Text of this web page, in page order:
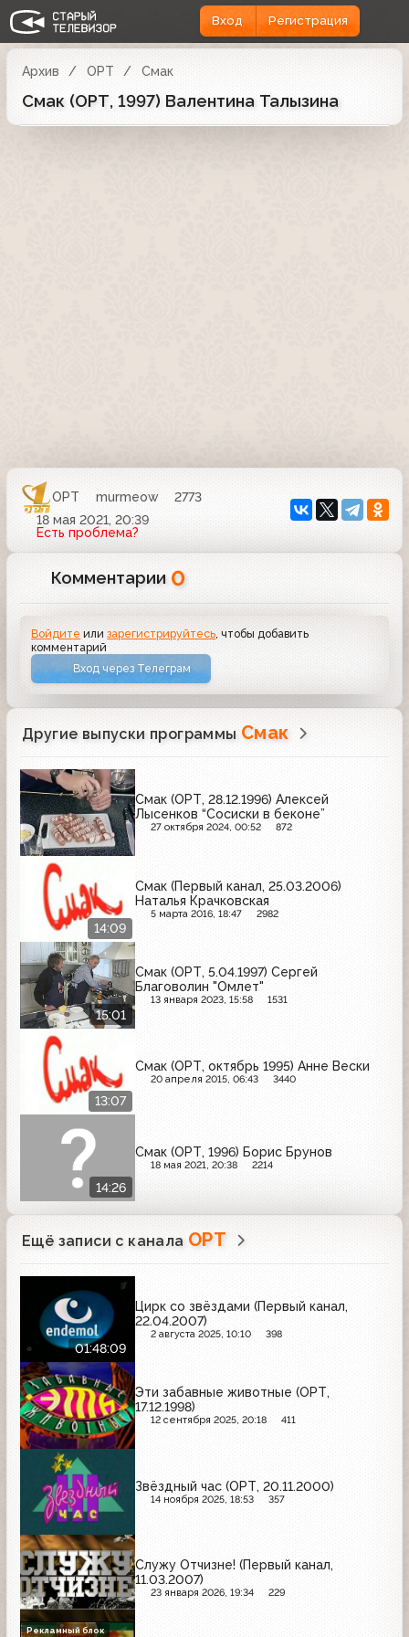
Вход Регистрация
Архив ОРТ Смак
Смак (ОРТ, 1997) Валентина Талызина
ОРТ murmeow
2773
18 мая 2021, 20:39
Есть проблема?
Комментарии 0
Войдите илизарегистрируйтесь , чтобы добавить
комментарий
Вход через Телеграм
Другие выпуски программы Смак
Смак (ОРТ, 28.12.1996) Алексей
Лысенков “Сосиски в беконе”
27 октября 2024, 00:52 872
14:09
Смак (Первый канал, 25.03.2006)
Наталья Крачковская
5 марта 2016, 18:47 2982
15:01
Смак (ОРТ, 5.04.1997) Сергей
Благоволин "Омлет"
13 января 2023, 15:58 1531
13:07
Смак (ОРТ, октябрь 1995) Анне Вески
20 апреля 2015, 06:43 3440
14:26
Смак (ОРТ, 1996) Борис Брунов
18 мая 2021, 20:38 2214
Ещё записи с канала ОРТ
01:48:09
Цирк со звёздами (Первый канал,
22.04.2007)
2 августа 2025, 10:10 398
Эти забавные животные (ОРТ,
17.12.1998)
12 сентября 2025, 20:18 411
Звёздный час (ОРТ, 20.11.2000)
14 ноября 2025, 18:53 357
Служу Отчизне! (Первый канал,
11.03.2007)
23 января 2026, 19:34 229
Рекламный блок